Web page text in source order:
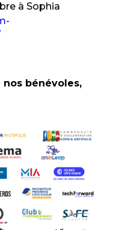
à Sophia
nos bénévoles,